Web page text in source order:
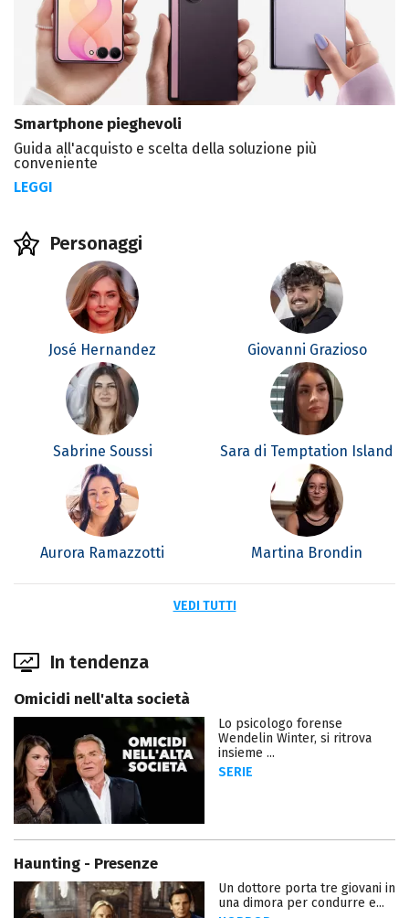
Smartphone pieghevoli
Guida all'acquisto e scelta della soluzione più
conveniente
LEGGI
Personaggi
José Hernandez Giovanni Grazioso
Sabrine Soussi Sara di Temptation Island
Aurora Ramazzotti Martina Brondin
VEDI TUTTI
In tendenza
Omicidi nell'alta società
Lo psicologo forense
Wendelin Winter, si ritrova
insieme ...
SERIE
Haunting - Presenze
Un dottore porta tre giovani in
una dimora per condurre e...